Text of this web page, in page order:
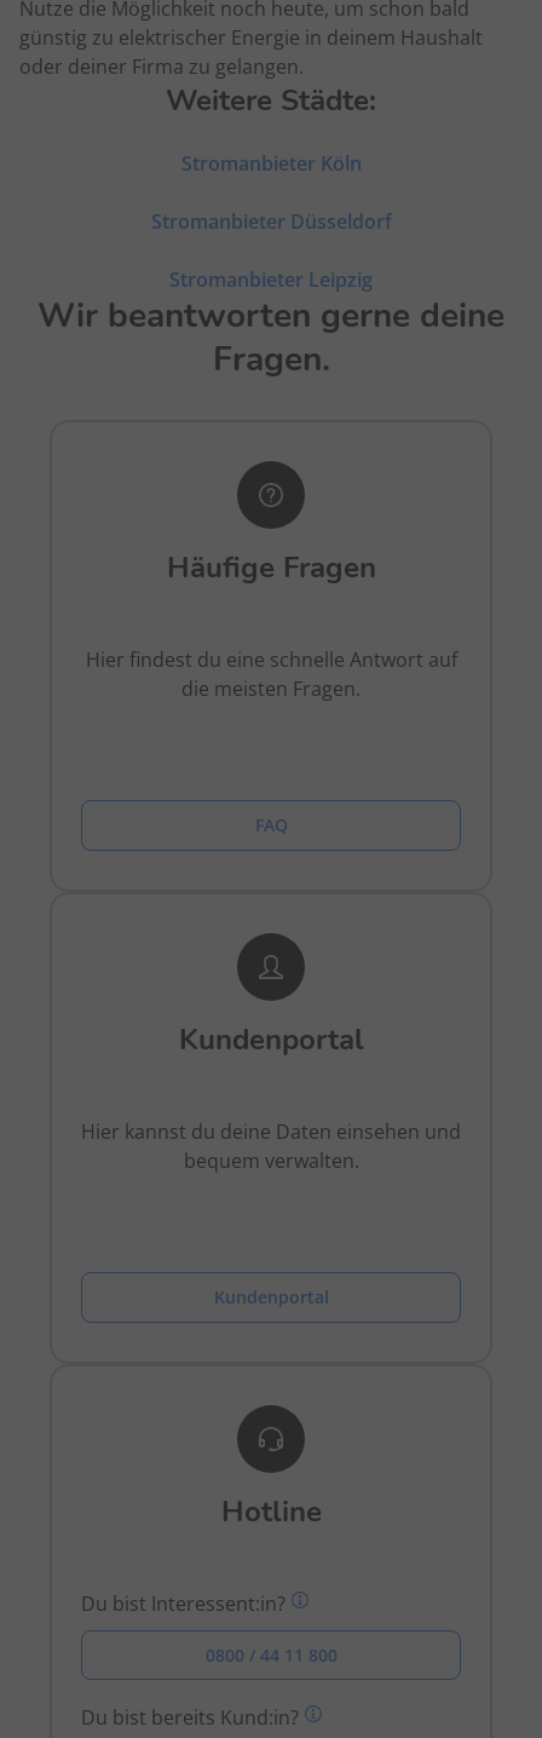
Nutze die Möglichkeit noch heute, um schon bald
günstig zu elektrischer Energie in deinem Haushalt
oder deiner Firma zu gelangen.
Weitere Städte:
Stromanbieter Köln
Stromanbieter Düsseldorf
Stromanbieter Leipzig
Wir beantworten gerne deine
Fragen.
Häufige Fragen
Hier findest du eine schnelle Antwort auf
die meisten Fragen.
FAQ
Kundenportal
Hier kannst du deine Daten einsehen und
bequem verwalten.
Kundenportal
Hotline
Du bist Interessent:in?
0800 / 44 11 800
Du bist bereits Kund:in?